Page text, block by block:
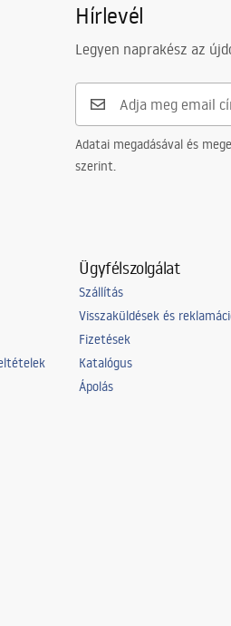
Hírlevél
Legyen naprakész az
Adatai megadásával és
szerint.
Ügyfélszolgálat
Szállítás
Visszaküldések és
Fizetések
Katalógus
Ápolás